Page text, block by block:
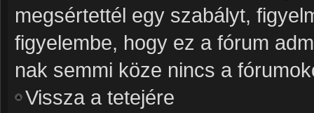
megsértettél egy szabályt,
figyelembe, hogy ez a fórum
nak semmi köze nincs a
Vissza a tetejére